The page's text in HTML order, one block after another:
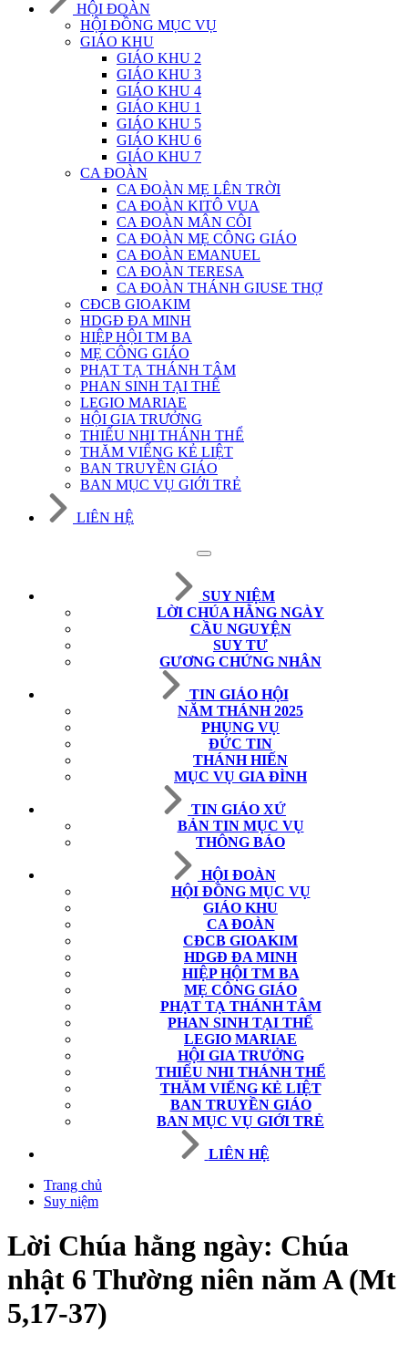
HỘI ĐOÀN
HỘI ĐỒNG MỤC VỤ
GIÁO KHU
GIÁO KHU 2
GIÁO KHU 3
GIÁO KHU 4
GIÁO KHU 1
GIÁO KHU 5
GIÁO KHU 6
GIÁO KHU 7
CA ĐOÀN
CA ĐOÀN MẸ LÊN TRỜI
CA ĐOÀN KITÔ VUA
CA ĐOÀN MÂN CÔI
CA ĐOÀN MẸ CÔNG GIÁO
CA ĐOÀN EMANUEL
CA ĐOÀN TERESA
CA ĐOÀN THÁNH GIUSE THỢ
CĐCB GIOAKIM
HDGĐ ĐA MINH
HIỆP HỘI TM BA
MẸ CÔNG GIÁO
PHẠT TẠ THÁNH TÂM
PHAN SINH TẠI THẾ
LEGIO MARIAE
HỘI GIA TRƯỞNG
THIẾU NHI THÁNH THỂ
THĂM VIẾNG KẺ LIỆT
BAN TRUYỀN GIÁO
BAN MỤC VỤ GIỚI TRẺ
LIÊN HỆ
SUY NIỆM
LỜI CHÚA HẰNG NGÀY
CẦU NGUYỆN
SUY TƯ
GƯƠNG CHỨNG NHÂN
TIN GIÁO HỘI
NĂM THÁNH 2025
PHỤNG VỤ
ĐỨC TIN
THÁNH HIẾN
MỤC VỤ GIA ĐÌNH
TIN GIÁO XỨ
BẢN TIN MỤC VỤ
THÔNG BÁO
HỘI ĐOÀN
HỘI ĐỒNG MỤC VỤ
GIÁO KHU
CA ĐOÀN
CĐCB GIOAKIM
HDGĐ ĐA MINH
HIỆP HỘI TM BA
MẸ CÔNG GIÁO
PHẠT TẠ THÁNH TÂM
PHAN SINH TẠI THẾ
LEGIO MARIAE
HỘI GIA TRƯỞNG
THIẾU NHI THÁNH THỂ
THĂM VIẾNG KẺ LIỆT
BAN TRUYỀN GIÁO
BAN MỤC VỤ GIỚI TRẺ
LIÊN HỆ
Trang chủ
Suy niệm
Lời Chúa hằng ngày: Chúa
nhật 6 Thường niên năm A (Mt
5,17-37)